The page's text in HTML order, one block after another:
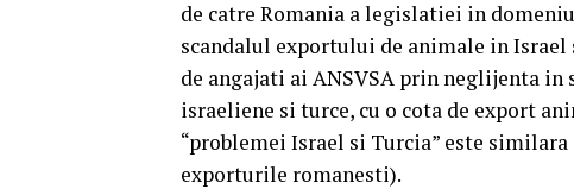
de catre Romania a legislatiei in
scandalul exportului de animale in
de angajati ai ANSVSA prin neglijenta
israeliene si turce, cu o cota de export
“problemei Israel si Turcia” este
exporturile romanesti).